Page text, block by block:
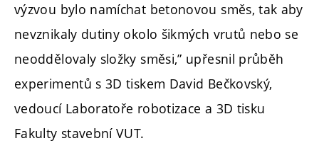
výzvou bylo namíchat betonovou směs, tak aby
nevznikaly dutiny okolo šikmých vrutů nebo se
neoddělovaly složky směsi,” upřesnil průběh
experimentů s 3D tiskem David Bečkovský,
vedoucí Laboratoře robotizace a 3D tisku
Fakulty stavební VUT.